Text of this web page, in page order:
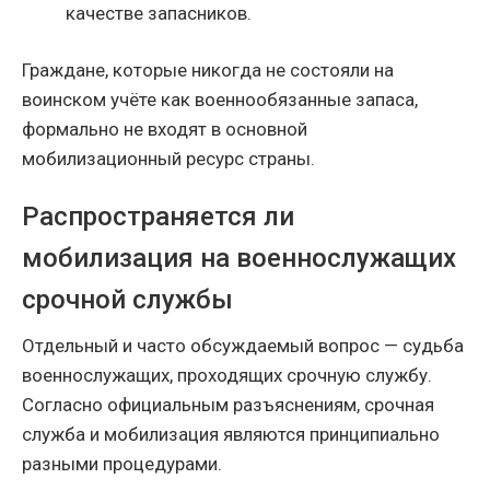
качестве запасников.
Граждане, которые никогда не состояли на
воинском учёте как военнообязанные запаса,
формально не входят в основной
мобилизационный ресурс страны.
Распространяется ли
мобилизация на военнослужащих
срочной службы
Отдельный и часто обсуждаемый вопрос — судьба
военнослужащих, проходящих срочную службу.
Согласно официальным разъяснениям, срочная
служба и мобилизация являются принципиально
разными процедурами.